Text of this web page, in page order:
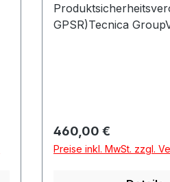
GPSR)Tecnica
Regulärer Preis:
460,00 €
Preise inkl. MwSt. zzgl.